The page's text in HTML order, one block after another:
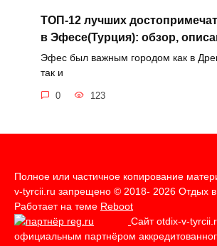
ТОП-12 лучших
в Эфесе(Турция): обзор,
Эфес был важным городом как в
так и
0 123
Полное или частичное копирование
v-tyrcii.ru запрещено © 2018- 2026 Отдых
Работает на теме Reboot
Сайт otdix-v-
официальным партнёром